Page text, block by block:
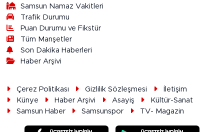
Samsun Namaz Vakitleri
Trafik Durumu
Puan Durumu ve Fikstür
Tüm Manşetler
Son Dakika Haberleri
Haber Arşivi
Çerez Politikası Gizlilik Sözleşmesi
İletişim
Künye
Haber Arşivi Asayiş
Kültür-Sanat
Samsun Haber
Samsunspor TV- Magazin